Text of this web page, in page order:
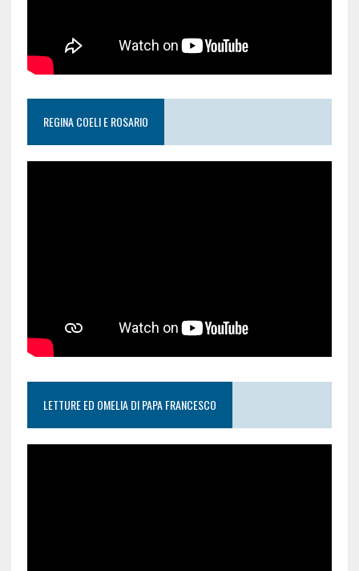
REGINA COELI E ROSARIO
LETTURE ED OMELIA DI PAPA FRANCESCO